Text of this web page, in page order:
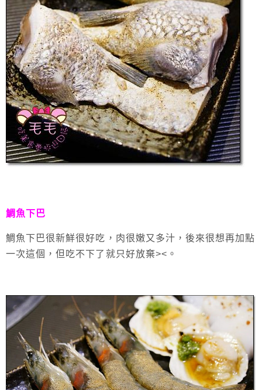
鯛魚下巴
鯛魚下巴很新鮮很好吃，肉很嫩又多汁，後來很想再加點
一次這個，但吃不下了就只好放棄><。